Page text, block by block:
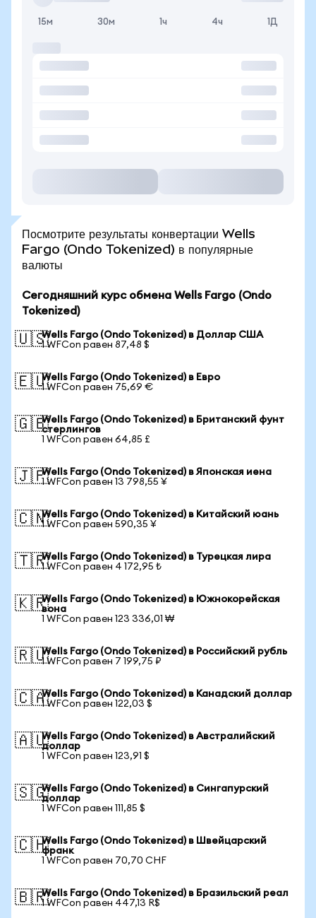
15м 30м 1ч 4ч 1Д
Посмотрите результаты конвертации Wells
Fargo (Ondo Tokenized) в популярные
валюты
Сегодняшний курс обмена Wells Fargo (Ondo
Tokenized)
🇺🇸Wells Fargo (Ondo Tokenized) в Доллар США
1 WFCon равен 87,48 $
🇪🇺Wells Fargo (Ondo Tokenized) в Евро
1 WFCon равен 75,69 €
🇬🇧Wells Fargo (Ondo Tokenized) в Британский фунт
стерлингов
1 WFCon равен 64,85 £
🇯🇵Wells Fargo (Ondo Tokenized) в Японская иена
1 WFCon равен 13 798,55 ¥
🇨🇳Wells Fargo (Ondo Tokenized) в Китайский юань
1 WFCon равен 590,35 ¥
🇹🇷Wells Fargo (Ondo Tokenized) в Турецкая лира
1 WFCon равен 4 172,95 ₺
🇰🇷Wells Fargo (Ondo Tokenized) в Южнокорейская
вона
1 WFCon равен 123 336,01 ₩
🇷🇺Wells Fargo (Ondo Tokenized) в Российский рубль
1 WFCon равен 7 199,75 ₽
🇨🇦Wells Fargo (Ondo Tokenized) в Канадский доллар
1 WFCon равен 122,03 $
🇦🇺Wells Fargo (Ondo Tokenized) в Австралийский
доллар
1 WFCon равен 123,91 $
🇸🇬Wells Fargo (Ondo Tokenized) в Сингапурский
доллар
1 WFCon равен 111,85 $
🇨🇭Wells Fargo (Ondo Tokenized) в Швейцарский
франк
1 WFCon равен 70,70 CHF
🇧🇷Wells Fargo (Ondo Tokenized) в Бразильский реал
1 WFCon равен 447,13 R$